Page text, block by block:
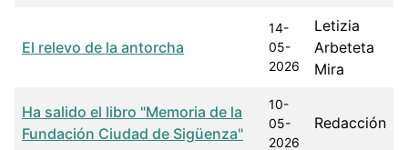
El relevo de la antorcha
14-
05-
2026
Letizia
Arbeteta
Mira
Ha salido el libro "Memoria de la
Fundación Ciudad de Sigüenza"
10-
05-
2026
Redacción